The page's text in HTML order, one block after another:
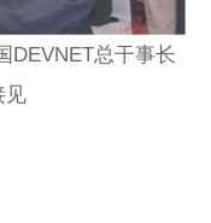
DEVNET总干事长
见